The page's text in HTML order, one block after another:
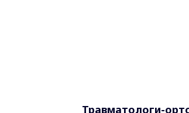
Травматологи-